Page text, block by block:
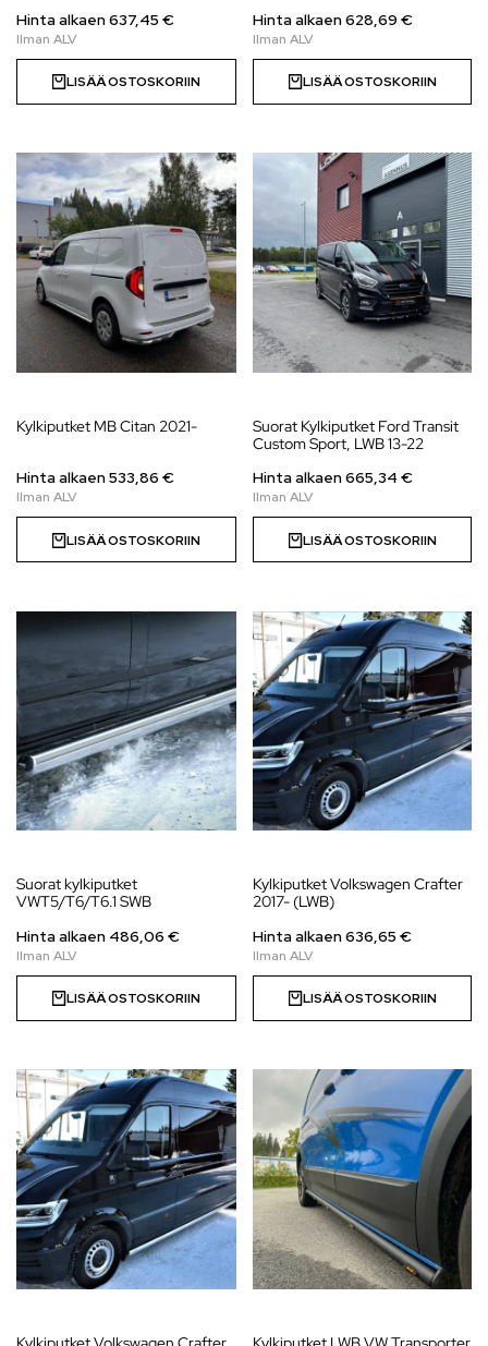
Hinta alkaen637,45 €
LISÄÄ OSTOSKORIIN
Hinta alkaen628,69 €
LISÄÄ OSTOSKORIIN
Kylkiputket MB Citan 2021-
Hinta alkaen533,86 €
LISÄÄ OSTOSKORIIN
Suorat Kylkiputket Ford Transit
Custom Sport, LWB 13-22
Hinta alkaen665,34 €
LISÄÄ OSTOSKORIIN
Suorat kylkiputket
VWT5/T6/T6.1 SWB
Hinta alkaen 486,06 €
LISÄÄ OSTOSKORIIN
Kylkiputket Volkswagen Crafter
2017- (LWB)
Hinta alkaen636,65 €
LISÄÄ OSTOSKORIIN